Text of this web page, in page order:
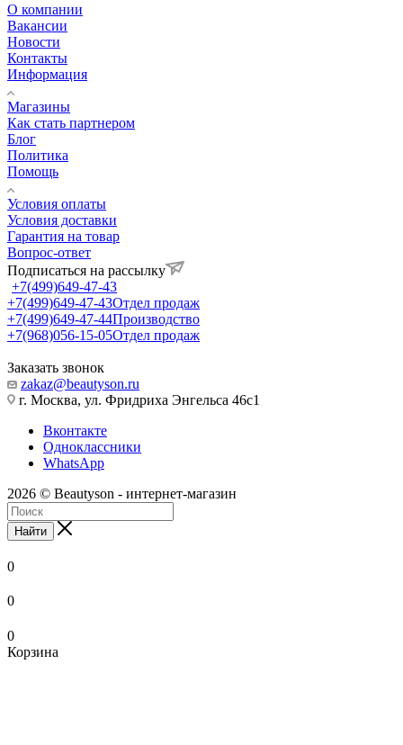
О компании
Вакансии
Новости
Контакты
Информация
Магазины
Как стать партнером
Блог
Политика
Помощь
Условия оплаты
Условия доставки
Гарантия на товар
Вопрос-ответ
Подписаться на рассылку
+7(499)649-47-43
+7(499)649-47-43Отдел продаж
+7(499)649-47-44Производство
+7(968)056-15-05Отдел продаж
Заказать звонок
zakaz@beautyson.ru
г. Москва, ул. Фридриха Энгельса 46с1
Вконтакте
Одноклассники
WhatsApp
2026 © Beautyson - интернет-магазин
Найти
0
0
0
Корзина